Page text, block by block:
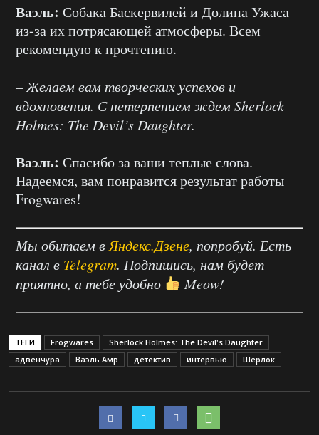
Ваэль: Собака Баскервилей и Долина Ужаса
из-за их потрясающей атмосферы. Всем
рекомендую к прочтению.
– Желаем вам творческих успехов и
вдохновения. С нетерпением ждем Sherlock
Holmes: The Devil’s Daughter.
Ваэль: Спасибо за ваши теплые слова.
Надеемся, вам понравится результат работы
Frogwares!
Мы обитаем в Яндекс.Дзене, попробуй. Есть
канал в Telegram. Подпишись, нам будет
приятно, а тебе удобно
Meow!
ТЕГИ Frogwares
Sherlock Holmes: The Devil's Daughter
адвенчура
Ваэль Амр детектив интервью Шерлок